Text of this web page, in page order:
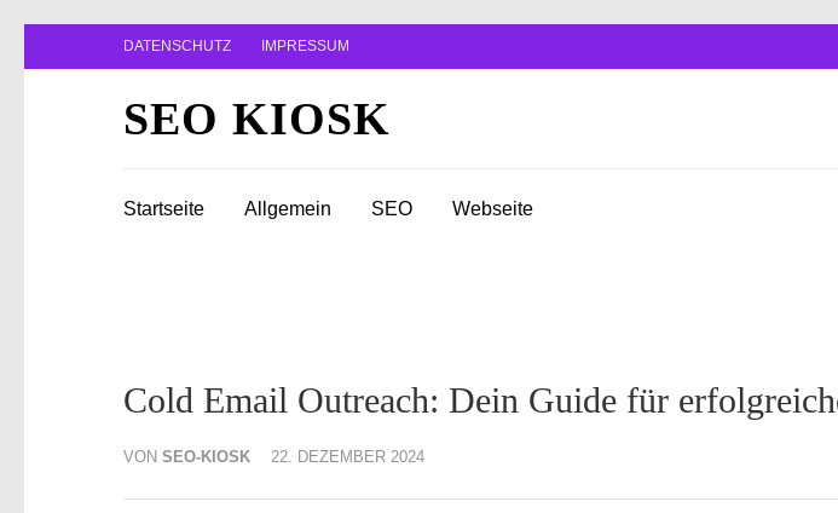
Inhalt
DATENSCHUTZ IMPRESSUM
SEO KIOSK
Startseite Allgemein SEO Webseite
Cold Email Outreach: Dein Guide für
VON SEO-KIOSK 22. DEZEMBER 2024